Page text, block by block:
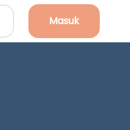
Masuk